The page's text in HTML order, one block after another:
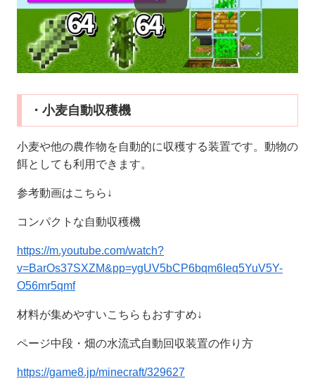
・小麦自動収穫機
小麦や他の農作物を自動的に収穫する装置です。動物の
餌としても利用できます。
参考動画はこちら↓
コンパクトな自動収穫機
https://m.youtube.com/watch?
v=BarOs37SXZM&pp=ygUV5bCP6bqm6Ieq5YuV5Y-
O56mr5qmf
材料が集めやすいこちらもおすすめ↓
ページ中段・畑の水流式自動回収装置の作り方
https://game8.jp/minecraft/329627